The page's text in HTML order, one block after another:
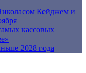
Кейджем и
кассовых
2028 года